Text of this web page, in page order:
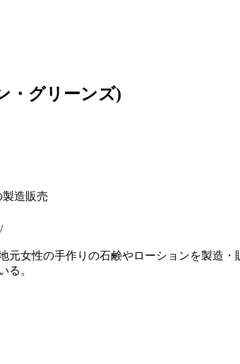
・グリーンズ)
造販売
元女性の手作りの石鹸やローションを製造
る。